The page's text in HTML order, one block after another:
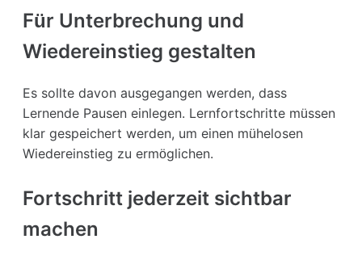
Für Unterbrechung und
Wiedereinstieg gestalten
Es sollte davon ausgegangen werden, dass
Lernende Pausen einlegen. Lernfortschritte müssen
klar gespeichert werden, um einen mühelosen
Wiedereinstieg zu ermöglichen.
Fortschritt jederzeit sichtbar
machen